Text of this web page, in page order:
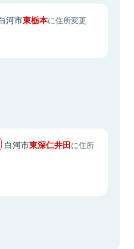
河市東栃本に住所変更
白河市東深仁井田に住所